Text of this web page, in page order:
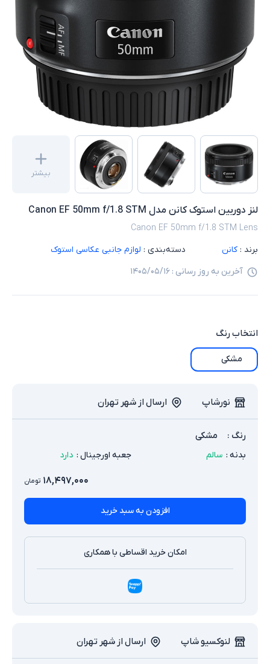
بیشتر
لنز دوربین استوک کانن مدل Canon EF 50mm f/1.8 STM
Canon EF 50mm f/1.8 STM Lens
برند : کانن دسته‌بندی : لوازم جانبی عکاسی استوک
آخرین به روز رسانی : ۱۴۰۵/۰۵/۱۶
انتخابرنگ
مشکی
نورشاپ ارسال از شهر تهران
رنگ : مشکی
بدنه : سالم جعبه اورجینال : دارد
۱۸,۴۹۷,۰۰۰ تومان
افزودن به سبد خرید
امکان خرید اقساطی با همکاری
لنوکسیو شاپ ارسال از شهر تهران